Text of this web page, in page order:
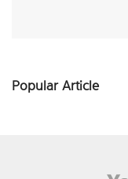
Popular Article